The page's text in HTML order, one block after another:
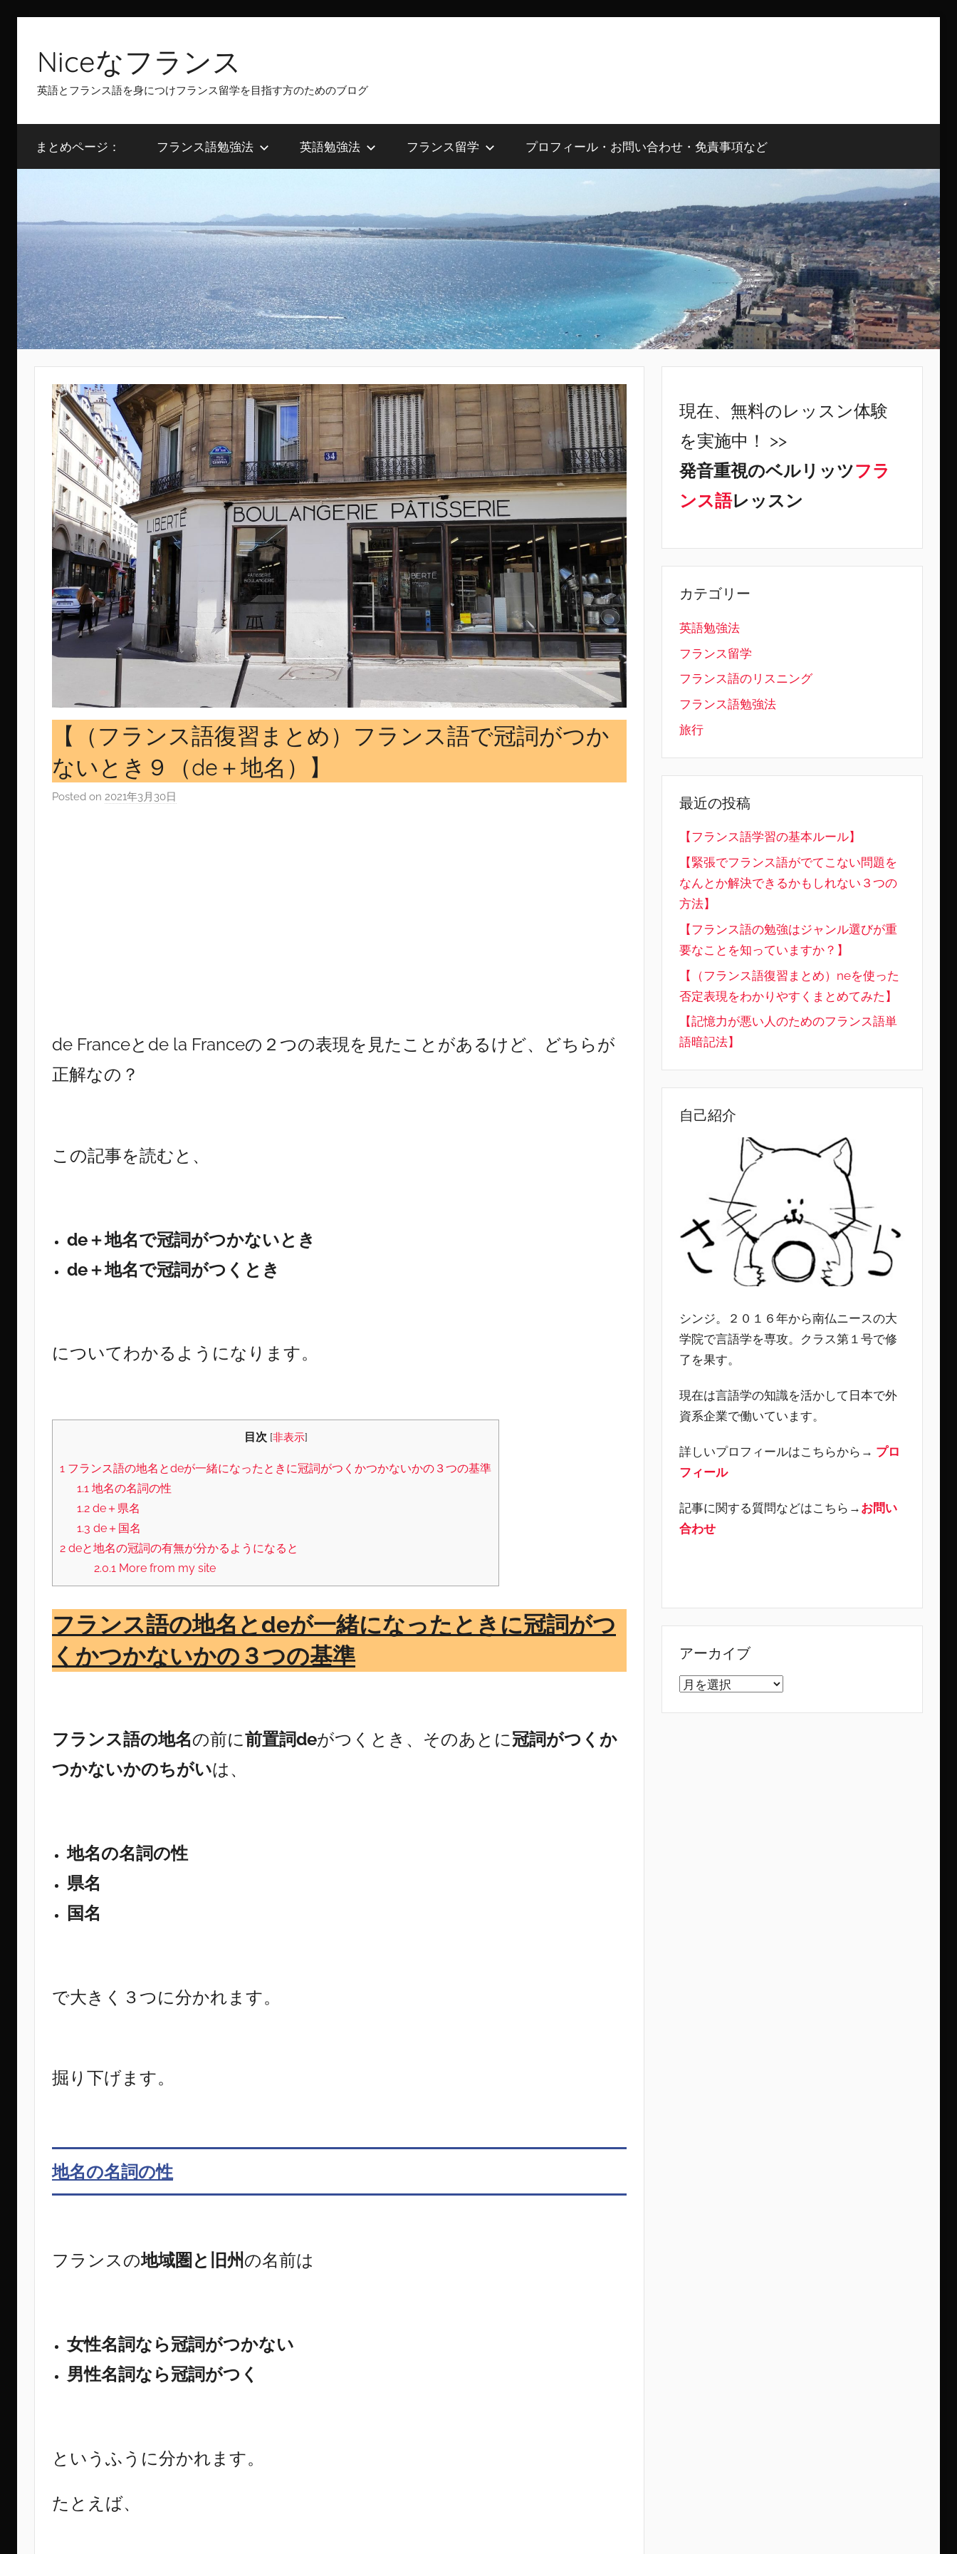
contentNiceなフランス
英語とフランス語を身につけフランス留学を目指す方のためのブログ
まとめページ： フランス語勉強法 英語勉強法 フランス留学 プロフィール・お問い合わせ・免責事項など
【（フランス語復習まとめ）フランス語で冠詞がつか
ないとき９（de＋地名）】
Posted on 2021年3月30日
de Franceとde la Franceの２つの表現を見たことがあるけど、どちらが
正解なの？
この記事を読むと、
de＋地名で冠詞がつかないとき
de＋地名で冠詞がつくとき
についてわかるようになります。
目次 [非表示]
1 フランス語の地名とdeが一緒になったときに冠詞がつくかつかないかの３つの基準
1.1 地名の名詞の性
1.2 de＋県名
1.3 de＋国名
2 deと地名の冠詞の有無が分かるようになると
2.0.1 More from my site
フランス語の地名とdeが一緒になったときに冠詞がつ
くかつかないかの３つの基準
フランス語の地名の前に前置詞deがつくとき、そのあとに冠詞がつくか
つかないかのちがいは、
地名の名詞の性
県名
国名
で大きく３つに分かれます。
掘り下げます。
地名の名詞の性
フランスの地域圏と旧州の名前は
女性名詞なら冠詞がつかない
男性名詞なら冠詞がつく
というふうに分かれます。
たとえば、
現在、無料のレッスン体験
を実施中！ >>
発音重視のベルリッツフラ
ンス語レッスン
カテゴリー
英語勉強法
フランス留学
フランス語のリスニング
フランス語勉強法
旅行
最近の投稿
【フランス語学習の基本ルール】
【緊張でフランス語がでてこない問題を
なんとか解決できるかもしれない３つの
方法】
【フランス語の勉強はジャンル選びが重
要なことを知っていますか？】
【（フランス語復習まとめ）neを使った
否定表現をわかりやすくまとめてみた】
【記憶力が悪い人のためのフランス語単
語暗記法】
自己紹介
シンジ。２０１６年から南仏ニースの大
学院で言語学を専攻。クラス第１号で修
了を果す。
現在は言語学の知識を活かして日本で外
資系企業で働いています。
詳しいプロフィールはこちらから→ プロ
フィール
記事に関する質問などはこちら→ お問い
合わせ
アーカイブ
ア